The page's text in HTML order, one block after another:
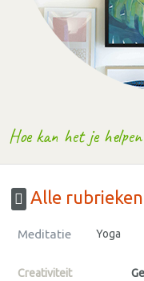
Hoe kan het je
Alle rubrieken
Meditatie Yoga
Creativiteit